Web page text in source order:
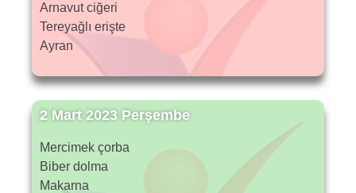
Arnavut ciğeri
Tereyağlı erişte
Ayran
2 Mart 2023 Perşembe
Mercimek çorba
Biber dolma
Makarna